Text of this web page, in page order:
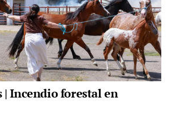
| Incendio forestal en